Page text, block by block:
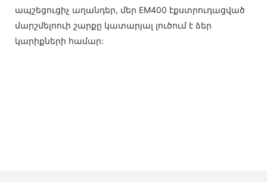
ապշեցուցիչ աղանդեր, մեր EM400 էքստրուդացված
մարշմելոուի շարքը կատարյալ լուծում է ձեր
կարիքների համար: